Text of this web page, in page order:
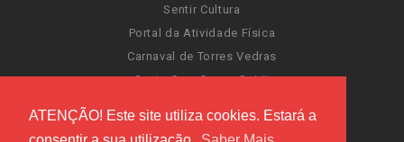
ATENÇÃO! Este site utiliza cookies. Estará a
Sentir Cultura
Portal da Atividade Física
Carnaval de Torres Vedras
Santa Cruz Ocean Spirit